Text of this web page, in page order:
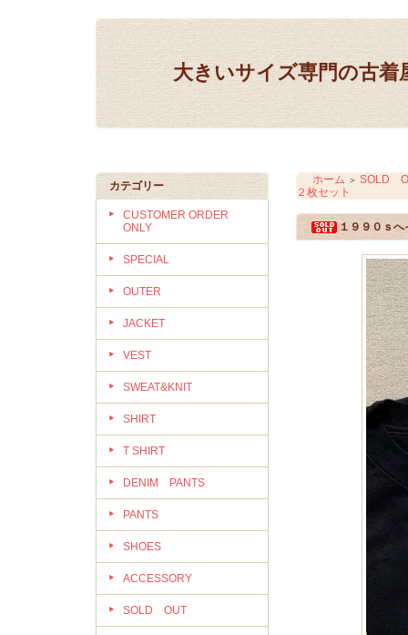
大きいサイズ専門の古
カテゴリー
CUSTOMER ORDER
ONLY
SPECIAL
OUTER
JACKET
VEST
SWEAT&KNIT
SHIRT
T SHIRT
DENIM PANTS
PANTS
SHOES
ACCESSORY
SOLD OUT
ホーム ＞ SOLD
２枚セット
１９９０ｓ